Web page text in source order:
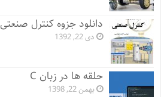
دانلود جزوه کنترل صنعتی
دی 22, 1392
حلقه ها در زبان C
بهمن 22, 1398